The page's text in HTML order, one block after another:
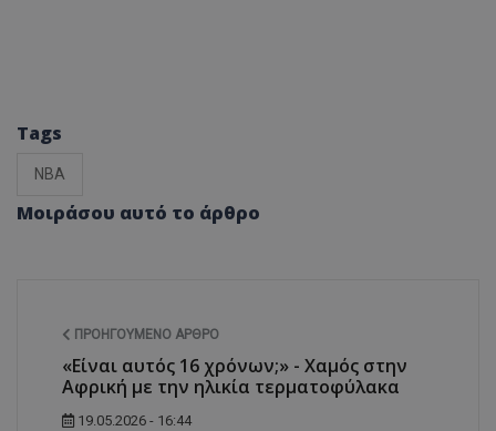
Tags
NBA
Μοιράσου αυτό το άρθρο
ΠΡΟΗΓΟΎΜΕΝΟ ΆΡΘΡΟ
«Είναι αυτός 16 χρόνων;» - Xαμός στην
Αφρική με την ηλικία τερματοφύλακα
19.05.2026 - 16:44